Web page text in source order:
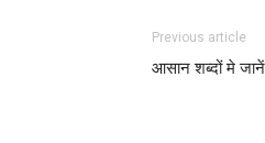
Previous article
आसान शब्दों मे